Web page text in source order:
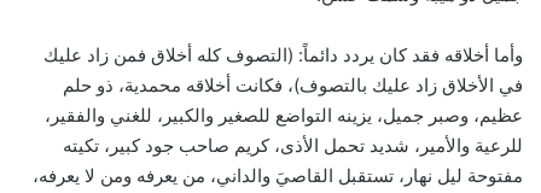
وأما أخلاقه فقد كان يردد دائماً: (التصوف كله أخلاق فمن زاد عليك
في الأخلاق زاد عليك بالتصوف)، فكانت أخلاقه محمدية، ذو حلم
عظيم، وصبر جميل، يزينه التواضع للصغير والكبير، للغني والفقير،
للرعية والأمير، شديد تحمل الأذى، كريم صاحب جود كبير، تكيته
مفتوحة ليل نهار، تستقبل القاصيَ والداني، من يعرفه ومن لا يعرفه،